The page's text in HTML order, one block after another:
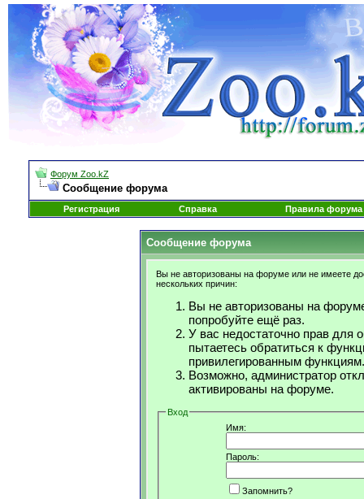
Форум Zoo.kZ
Сообщение форума
Регистрация Справка Правила форума
Сообщение форума
Вы не авторизованы на форуме или не имеете
нескольких причин:
Вы не авторизованы на
попробуйте ещё раз.
У вас недостаточно прав для
пытаетесь обратиться к
привилегированным функциям.
Возможно, администратор
активированы на форуме.
Вход
Имя:
Пароль:
Запомнить?